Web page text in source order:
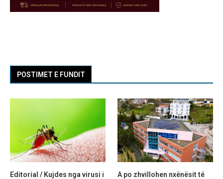
POSTIMET E FUNDIT
Editorial / Kujdes nga virusi i
A po zhvillohen nxënësit të